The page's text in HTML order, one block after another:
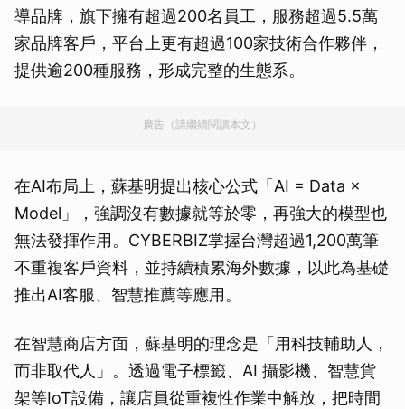
導品牌，旗下擁有超過200名員工，服務超過5.5萬
家品牌客戶，平台上更有超過100家技術合作夥伴，
提供逾200種服務，形成完整的生態系。
廣告（請繼續閱讀本文）
在AI布局上，蘇基明提出核心公式「AI = Data ×
Model」，強調沒有數據就等於零，再強大的模型也
無法發揮作用。CYBERBIZ掌握台灣超過1,200萬筆
不重複客戶資料，並持續積累海外數據，以此為基礎
推出AI客服、智慧推薦等應用。
在智慧商店方面，蘇基明的理念是「用科技輔助人，
而非取代人」。透過電子標籤、AI 攝影機、智慧貨
架等IoT設備，讓店員從重複性作業中解放，把時間